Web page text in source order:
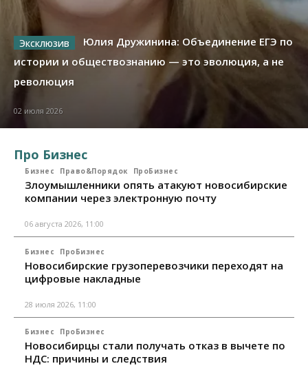
Юлия Дружинина: Объединение ЕГЭ по
истории и обществознанию — это эволюция, а не
революция
02 июля 2026
Про Бизнес
Бизнес Право&Порядок ПроБизнес
Злоумышленники опять атакуют новосибирские
компании через электронную почту
06 августа 2026, 11:00
Бизнес ПроБизнес
Новосибирские грузоперевозчики переходят на
цифровые накладные
28 июля 2026, 11:00
Бизнес ПроБизнес
Новосибирцы стали получать отказ в вычете по
НДС: причины и следствия